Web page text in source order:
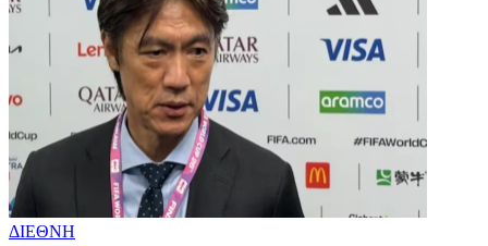
ΔΙΕΘΝΗ